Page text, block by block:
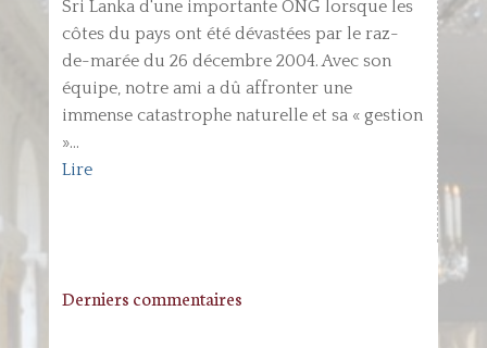
Sri Lanka d'une importante ONG lorsque les
côtes du pays ont été dévastées par le raz-
de-marée du 26 décembre 2004. Avec son
équipe, notre ami a dû affronter une
immense catastrophe naturelle et sa « gestion
»...
Lire
Derniers commentaires